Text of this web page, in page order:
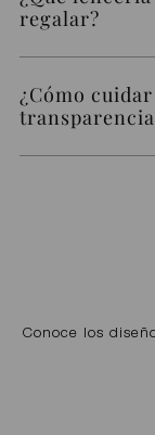
regalar?
¿Cómo
Conoce los